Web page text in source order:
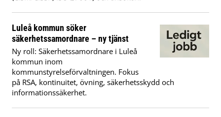
Luleå kommun söker
säkerhetssamordnare – ny tjänst
Ny roll: Säkerhetssamordnare i Luleå
kommun inom
kommunstyrelseförvaltningen. Fokus
på RSA, kontinuitet, övning, säkerhetsskydd och
informationssäkerhet.